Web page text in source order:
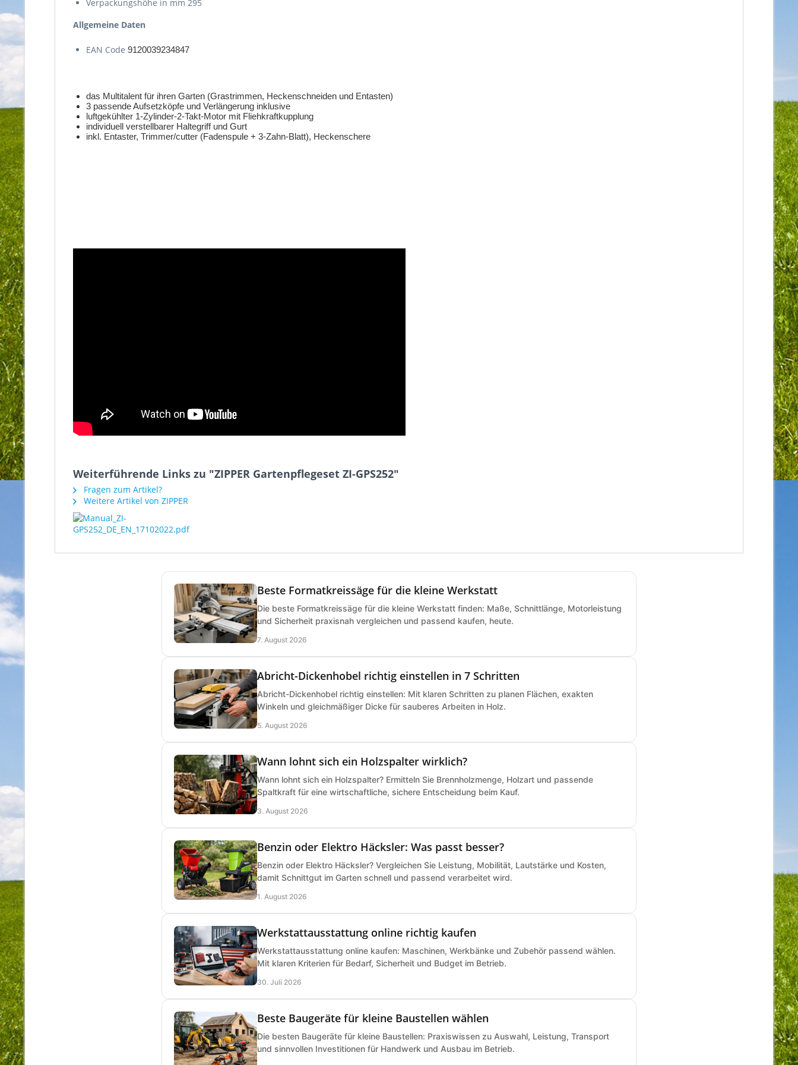
Verpackungshöhe in mm 295
Allgemeine Daten
EAN Code 9120039234847
das Multitalent für ihren Garten (Grastrimmen, Heckenschneiden und Entasten)
3 passende Aufsetzköpfe und Verlängerung inklusive
luftgekühlter 1-Zylinder-2-Takt-Motor mit Fliehkraftkupplung
individuell verstellbarer Haltegriff und Gurt
inkl. Entaster, Trimmer/cutter (Fadenspule + 3-Zahn-Blatt), Heckenschere
Weiterführende Links zu "ZIPPER Gartenpflegeset ZI-GPS252"
Fragen zum Artikel?
Weitere Artikel von ZIPPER
Beste Formatkreissäge für die kleine Werkstatt
Die beste Formatkreissäge für die kleine Werkstatt finden: Maße, Schnittlänge, Motorleistung
und Sicherheit praxisnah vergleichen und passend kaufen, heute.
7. August 2026
Abricht-Dickenhobel richtig einstellen in 7 Schritten
Abricht-Dickenhobel richtig einstellen: Mit klaren Schritten zu planen Flächen, exakten
Winkeln und gleichmäßiger Dicke für sauberes Arbeiten in Holz.
5. August 2026
Wann lohnt sich ein Holzspalter wirklich?
Wann lohnt sich ein Holzspalter? Ermitteln Sie Brennholzmenge, Holzart und passende
Spaltkraft für eine wirtschaftliche, sichere Entscheidung beim Kauf.
3. August 2026
Benzin oder Elektro Häcksler: Was passt besser?
Benzin oder Elektro Häcksler? Vergleichen Sie Leistung, Mobilität, Lautstärke und Kosten,
damit Schnittgut im Garten schnell und passend verarbeitet wird.
1. August 2026
Werkstattausstattung online richtig kaufen
Werkstattausstattung online kaufen: Maschinen, Werkbänke und Zubehör passend wählen.
Mit klaren Kriterien für Bedarf, Sicherheit und Budget im Betrieb.
30. Juli 2026
Beste Baugeräte für kleine Baustellen wählen
Die besten Baugeräte für kleine Baustellen: Praxiswissen zu Auswahl, Leistung, Transport
und sinnvollen Investitionen für Handwerk und Ausbau im Betrieb.